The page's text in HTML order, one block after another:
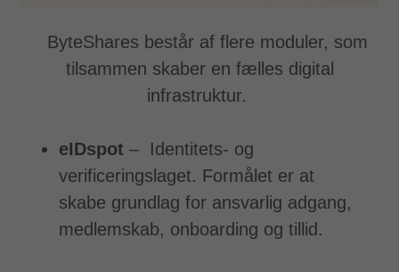
ByteShares består af flere moduler, som
tilsammen skaber en fælles digital
infrastruktur.
eIDspot – Identitets- og
verificeringslaget. Formålet er at
skabe grundlag for ansvarlig adgang,
medlemskab, onboarding og tillid.